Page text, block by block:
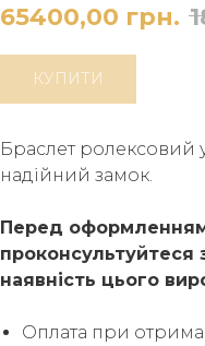
65400,00 грн.
КУПИТИ
Браслет ролексовий
надійний замок.
Перед
проконсультуйтеся
наявність цього
Оплата при